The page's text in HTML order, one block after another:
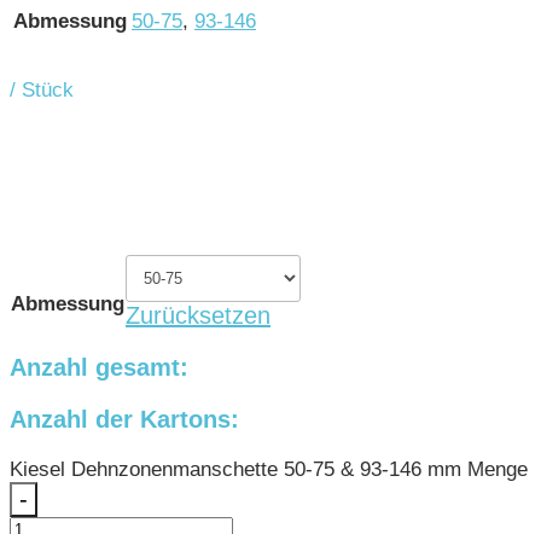
Abmessung 50-75, 93-146
/ Stück
AbmessungZurücksetzen
Anzahl gesamt:
Anzahl der Kartons:
Kiesel Dehnzonenmanschette 50-75 & 93-146 mm Menge
-